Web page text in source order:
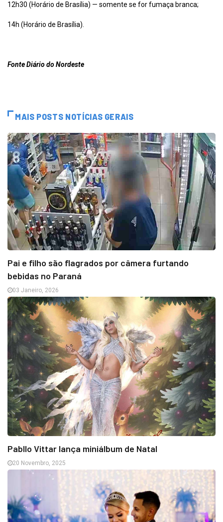
12h30 (Horário de Brasília) — somente se for fumaça branca;
14h (Horário de Brasília).
Fonte Diário do Nordeste
MAIS POSTS NOTÍCIAS GERAIS
Pai e filho são flagrados por câmera furtando
bebidas no Paraná
03 Janeiro, 2026
Pabllo Vittar lança miniálbum de Natal
20 Novembro, 2025